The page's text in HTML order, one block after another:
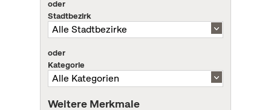
oder
Stadtbezirk
oder
Kategorie
Weitere Merkmale